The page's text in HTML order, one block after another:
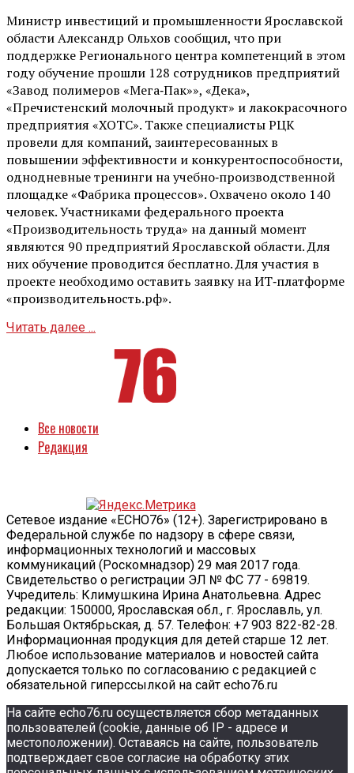
Министр инвестиций и промышленности Ярославской
области Александр Ольхов сообщил, что при
поддержке Регионального центра компетенций в этом
году обучение прошли 128 сотрудников предприятий
«Завод полимеров «Мега‑Пак»», «Дека»,
«Пречистенский молочный продукт» и лакокрасочного
предприятия «ХОТС». Также специалисты РЦК
провели для компаний, заинтересованных в
повышении эффективности и конкурентоспособности,
однодневные тренинги на учебно‑производственной
площадке «Фабрика процессов». Охвачено около 140
человек. Участниками федерального проекта
«Производительность труда» на данный момент
являются 90 предприятий Ярославской области. Для
них обучение проводится бесплатно. Для участия в
проекте необходимо оставить заявку на ИТ‑платформе
«производительность.рф».
Читать далее ...
Все новости
Редакция
Сетевое издание «ECHO76» (12+). Зарегистрировано в
Федеральной службе по надзору в сфере связи,
информационных технологий и массовых
коммуникаций (Роскомнадзор) 29 мая 2017 года.
Свидетельство о регистрации ЭЛ № ФС 77 - 69819.
Учредитель: Климушкина Ирина Анатольевна. Адрес
редакции: 150000, Ярославская обл., г. Ярославль, ул.
Большая Октябрьская, д. 57. Телефон: +7 903 822-82-28.
Информационная продукция для детей старше 12 лет.
Любое использование материалов и новостей сайта
допускается только по согласованию с редакцией с
обязательной гиперссылкой на сайт echo76.ru
На сайте echo76.ru осуществляется сбор метаданных
пользователей (cookie, данные об IP - адресе и
местоположении). Оставаясь на сайте, пользователь
подтверждает свое согласие на обработку этих